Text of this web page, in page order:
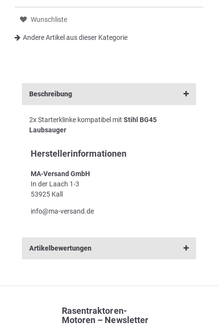
Wunschliste
Andere Artikel aus dieser Kategorie
Beschreibung
2x Starterklinke kompatibel mit Stihl BG45
Laubsauger
Herstellerinformationen
MA-Versand GmbH
In der Laach 1-3
53925 Kall
info@ma-versand.de
Artikelbewertungen
Rasentraktoren-
Motoren – Newsletter